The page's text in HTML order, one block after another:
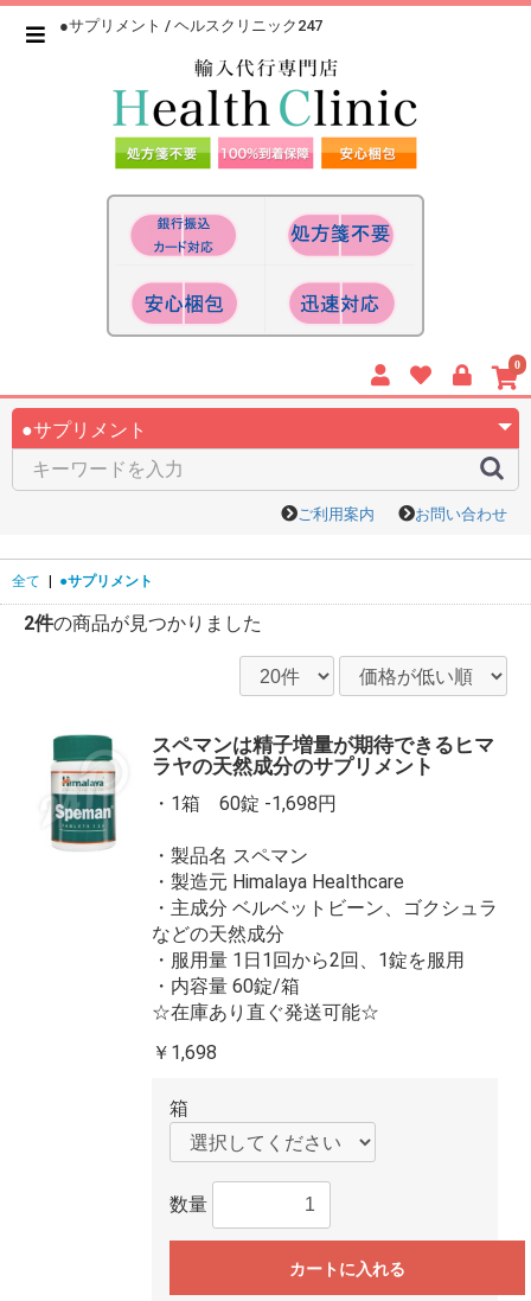
●サプリメント / ヘルスクリニック247
0
ご利用案内 お問い合わせ
全て ●サプリメント
2件の商品が見つかりました
スペマンは精子増量が期待できるヒマ
ラヤの天然成分のサプリメント
・1箱 60錠 -1,698円
・製品名 スペマン
・製造元 Himalaya Healthcare
・主成分 ベルベットビーン、ゴクシュラ
などの天然成分
・服用量 1日1回から2回、1錠を服用
・内容量 60錠/箱
☆在庫あり直ぐ発送可能☆
￥1,698
箱
数量
カートに入れる